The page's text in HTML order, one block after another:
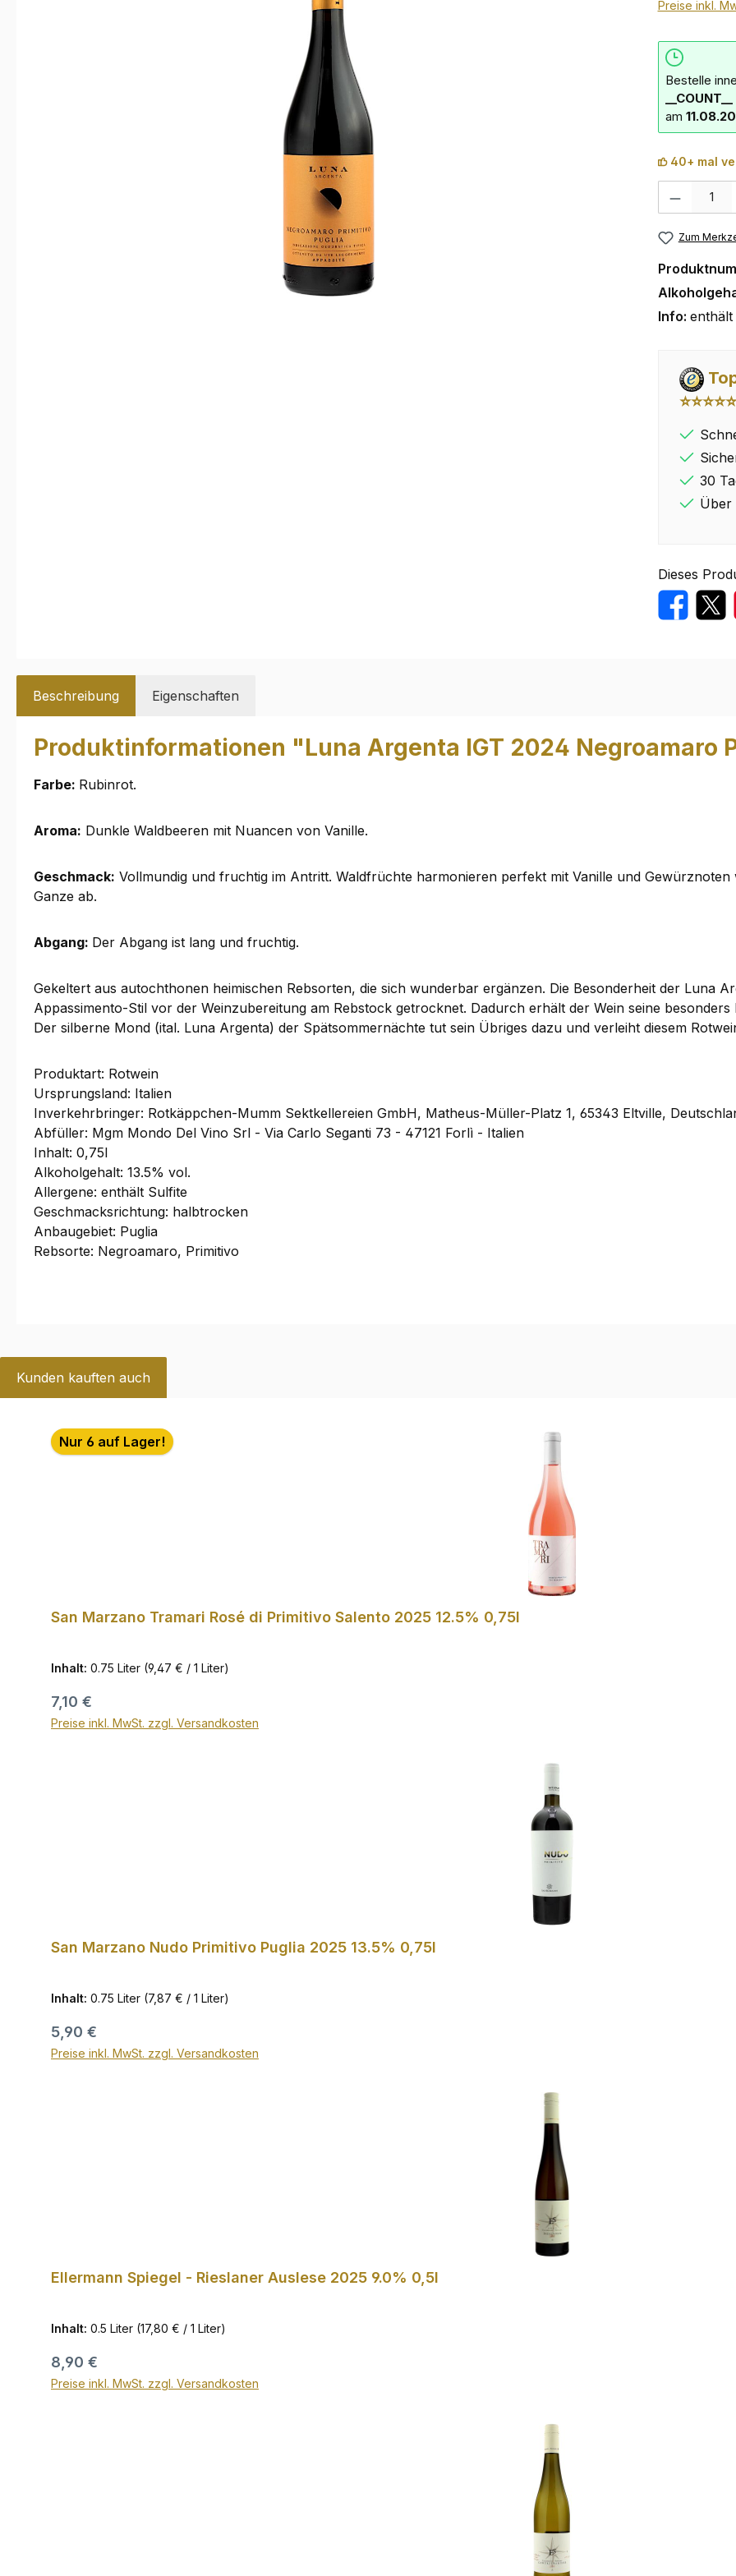
Preise inkl.
Bestelle
am
40+ mal
Zum
Info:
⭐⭐⭐⭐⭐
30
Über
Dieses
Beschreibung Eigenschaften
Produktinformationen "Luna Argenta IGT 2024 Negroamaro
Farbe: Rubinrot.
Aroma: Dunkle Waldbeeren mit Nuancen von Vanille.
Geschmack: Vollmundig und fruchtig im Antritt. Waldfrüchte harmonieren perfekt mit Vanille und
Ganze ab.
Abgang: Der Abgang ist lang und fruchtig.
Gekeltert aus autochthonen heimischen Rebsorten, die sich wunderbar ergänzen. Die Besonderheit der Luna
Appassimento-Stil vor der Weinzubereitung am Rebstock getrocknet. Dadurch erhält der Wein seine
Der silberne Mond (ital. Luna Argenta) der Spätsommernächte tut sein Übriges dazu und verleiht diesem
Produktart: Rotwein
Ursprungsland: Italien
Inverkehrbringer: Rotkäppchen-Mumm Sektkellereien GmbH, Matheus-Müller-Platz 1, 65343 Eltville,
Abfüller: Mgm Mondo Del Vino Srl - Via Carlo Seganti 73 - 47121 Forlì - Italien
Inhalt: 0,75l
Alkoholgehalt: 13.5% vol.
Allergene: enthält Sulfite
Geschmacksrichtung: halbtrocken
Anbaugebiet: Puglia
Rebsorte: Negroamaro, Primitivo
Kunden kauften auch
Produktgalerie überspringen
Nur 6 auf Lager!
San Marzano Tramari Rosé di Primitivo Salento 2025 12.5% 0,75l
Inhalt: 0.75 Liter (9,47 € / 1 Liter)
Regulärer Preis:
7,10 €
Preise inkl. MwSt. zzgl. Versandkosten
In den Warenkorb
San Marzano Nudo Primitivo Puglia 2025 13.5% 0,75l
Inhalt: 0.75 Liter (7,87 € / 1 Liter)
Regulärer Preis:
5,90 €
Preise inkl. MwSt. zzgl. Versandkosten
In den Warenkorb
Ellermann Spiegel - Rieslaner Auslese 2025 9.0% 0,5l
Inhalt: 0.5 Liter (17,80 € / 1 Liter)
Regulärer Preis:
8,90 €
Preise inkl. MwSt. zzgl. Versandkosten
In den Warenkorb